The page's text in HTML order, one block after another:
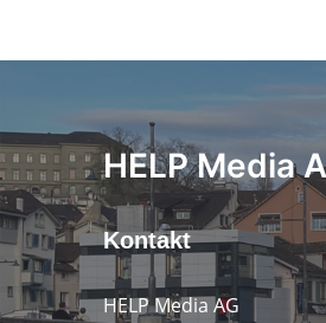
HELP Media
Kontakt
HELP Media AG